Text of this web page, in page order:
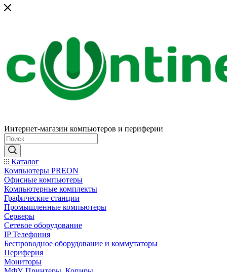
Интернет-магазин компьютеров и периферии
Каталог
Компьютеры PREON
Офисные компьютеры
Компьютерные комплекты
Графические станции
Промышленные компьютеры
Серверы
Сетевое оборудование
IP Телефония
Беспроводное оборудование и коммутаторы
Периферия
Мониторы